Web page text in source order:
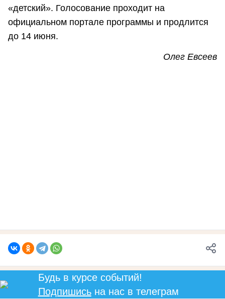
«детский». Голосование проходит на
официальном портале программы и продлится
до 14 июня.
Олег Евсеев
Будь в курсе событий!
Подпишисьна нас в телеграм